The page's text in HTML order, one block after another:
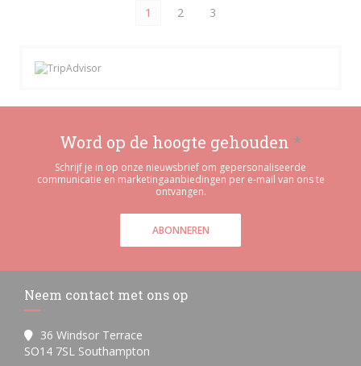
1 2 3
Word op de hoogte gehouden *
Schrijf je in op onze nieuwsbrief om gepersonaliseerde
communicatie en marketingaanbiedingen per e-mail van ons te
ontvangen.
ABONNEREN
Neem contact met ons op
36 Windsor Terrace
SO14 7SL Southampton